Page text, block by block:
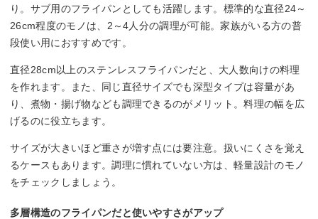
り。サブ用のフライパンとしても活躍します。標準的な直径24～
26cm程度のモノは、2～4人分の調理が可能。家族がいる方の普
段使い用におすすめです。
直径28cm以上のステンレスフライパンだと、大人数向けの料理
を作れます。また、同じ直径サイズでも深型タイプは容量があ
り、煮物・揚げ物なども調理できるのがメリット。料理の幅を広
げるのに役立ちます。
サイズが大きいほど重さが増す点には要注意。扱いにくさを覚え
るケースもあります。調理に慣れていない方は、軽量設計のモノ
をチェックしましょう。
多層構造のフライパンだと使いやすさがアップ